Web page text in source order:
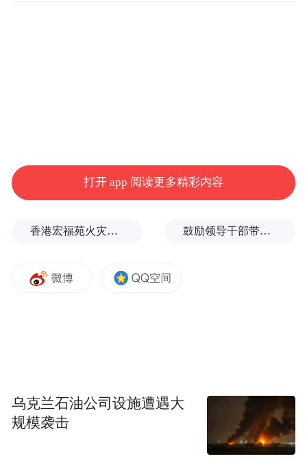
打开 app 阅读更多精彩内容
香港宏福苑火灾跨部门调查最终报告：大火或由烟头引起 鼓励领导干部带头休假之后又撤回文件，到底什么意思嘛？
乌克兰石油公司设施遭遇大
规模袭击